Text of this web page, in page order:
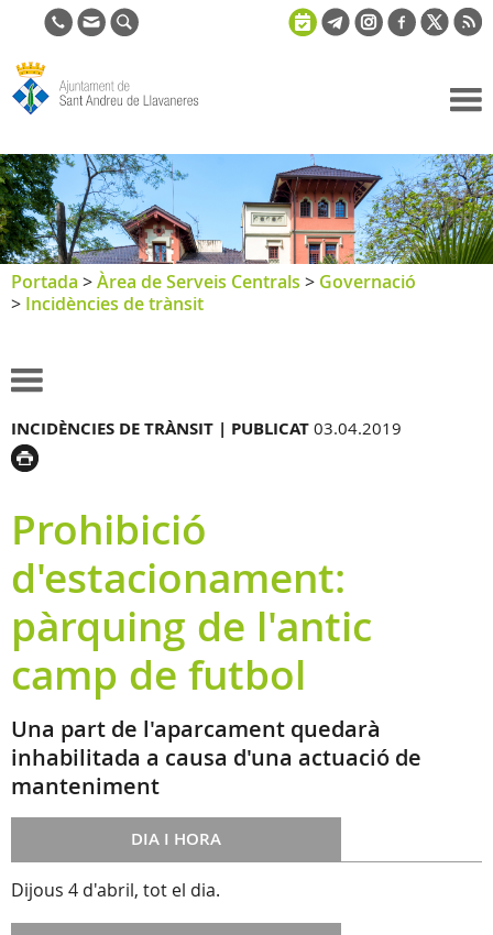
de Sant
Andreu de
Llavaneres
Portada >Àrea de Serveis Centrals > Governació
> Incidències de trànsit
INCIDÈNCIES DE TRÀNSIT | PUBLICAT 03.04.2019
Prohibició
d'estacionament:
pàrquing de l'antic
camp de futbol
Una part de l'aparcament quedarà
inhabilitada a causa d'una actuació de
manteniment
DIA I HORA
Dijous 4 d'abril, tot el dia.